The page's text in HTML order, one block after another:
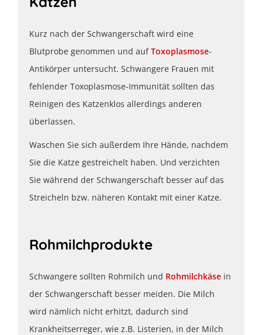
Kurz nach der Schwangerschaft wird eine
Blutprobe genommen und aufToxoplasmose-
Antikörper untersucht. Schwangere Frauen mit
fehlender Toxoplasmose-Immunität sollten das
Reinigen des Katzenklos allerdings anderen
überlassen.
Waschen Sie sich außerdem Ihre Hände, nachdem
Sie die Katze gestreichelt haben. Und verzichten
Sie während der Schwangerschaft besser auf das
Streicheln bzw. näheren Kontakt mit einer Katze.
Rohmilchprodukte
Schwangere sollten Rohmilch und Rohmilchkäse in
der Schwangerschaft besser meiden. Die Milch
wird nämlich nicht erhitzt, dadurch sind
Krankheitserreger, wie z.B. Listerien, in der Milch